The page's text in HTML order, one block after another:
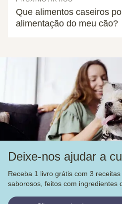
Que alimentos caseiros
alimentação do meu cão?
Deixe-nos ajudar a
Receba 1 livro grátis com 3
saborosos, feitos com ingredientes